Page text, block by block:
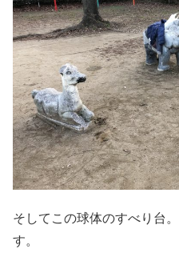
そしてこの球体のすべり台
す。